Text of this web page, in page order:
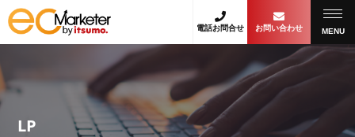
電話お問合せ お問い合わせ MENU
LP